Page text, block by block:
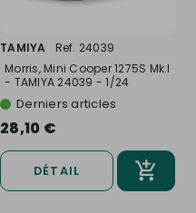
TAMIYA
Ref. 24039
Morris, Mini Cooper 1275S Mk.I
- TAMIYA 24039 - 1/24
Derniers articles
28,10 €
DÉTAIL